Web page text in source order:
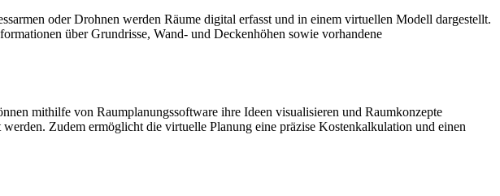
oder Drohnen werden Räume digital erfasst und in einem virtuellen Modell dargestellt.
über Grundrisse, Wand- und Deckenhöhen sowie vorhandene
mithilfe von Raumplanungssoftware ihre Ideen visualisieren und Raumkonzepte
Zudem ermöglicht die virtuelle Planung eine präzise Kostenkalkulation und einen